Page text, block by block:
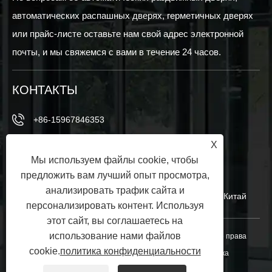
автоматических распашных дверях, герметичных дверях
или прайс-листе оставьте нам свой адрес электронной
почты, и мы свяжемся с вами в течение 24 часов.
КОНТАКТЫ
+86-15967846353
В промышленном парке, Хемеди -Таун, Офис, Китай
Copyright © 2024 Ningbo Veze Automatic Door Co., Ltd. Все права
защищены.Links|Sitemap|RSS|XML|политика
X
Мы используем файлы cookie, чтобы
предложить вам лучший опыт просмотра,
анализировать трафик сайта и
персонализировать контент. Используя
этот сайт, вы соглашаетесь на
использование нами файлов
cookie.политика конфиденциальности